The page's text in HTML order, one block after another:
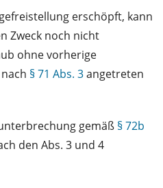
erschöpft, kann
Zweck noch nicht
ohne vorherige
§ 71 Abs. 3angetreten
gemäß § 72b
den Abs. 3 und 4